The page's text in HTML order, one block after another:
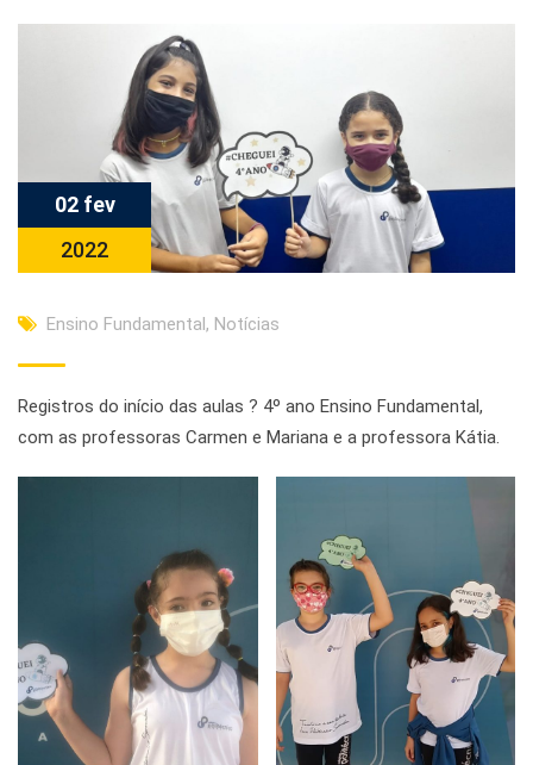
02 fev
2022
Ensino Fundamental, Notícias
Registros do início das aulas ? 4º ano Ensino Fundamental,
com as professoras Carmen e Mariana e a professora Kátia.